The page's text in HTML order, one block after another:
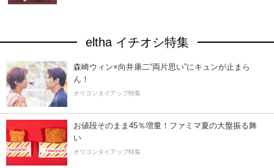
eltha イチオシ特集
森崎ウィン×向井康二“両片思い”にキュンが止まら
ん！
オリコンタイアップ特集
お値段そのまま45％増量！ファミマ夏の大盤振る舞
い
オリコンタイアップ特集